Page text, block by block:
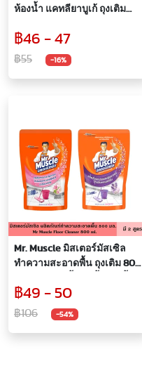
ห้องน้ำ แคทลียาบูเก้ ถุงเติม
฿46 - 47
฿55 -16%
Mr. Muscle มิสเตอร์มัสเซิล
ทำความสะอาดพื้น ถุงเติม 800
น้ำยาทำความสะอาด แบบเติม
ขจัดคราบสกปรก ขจัดกลิ่นไม่
พึ่งประสงค์ไปพร้อมๆ กัน
฿49 - 50
฿106 -54%